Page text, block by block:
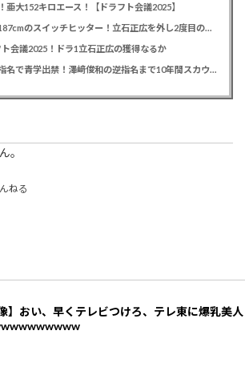
亜大152キロエース！【ドラフト会議2025】
カープドラ1平川蓮！187cmのスイッチヒッター！立石正広を外し2度目の重複も新井監督がクジを引き当てる！【ドラフト会議2025】
ト会議2025！ドラ1立石正広の獲得なるか
緒方孝市カープドラ3指名で青学出禁！澤﨑俊和の逆指名まで10年間スカウト出禁
。
ねる
像】おい、早くテレビつけろ、テレ東に爆乳美人